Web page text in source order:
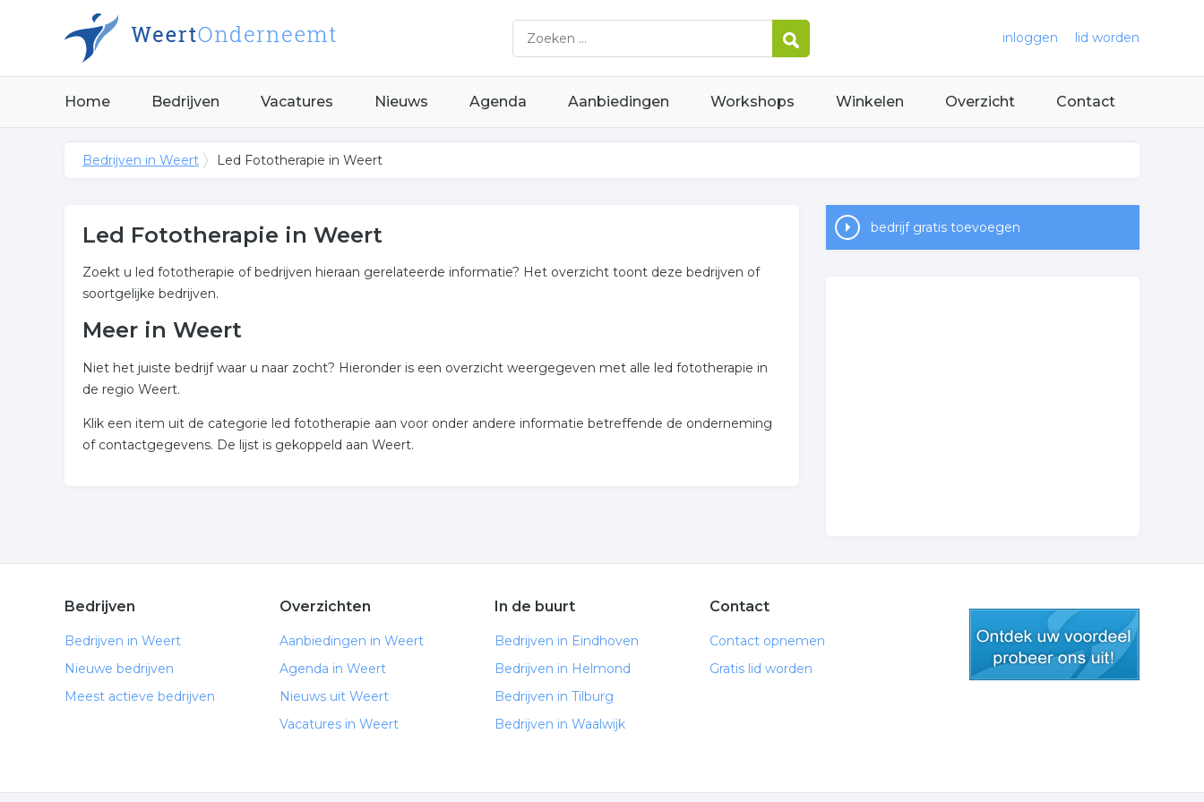
inloggen lid worden
Home Bedrijven Vacatures Nieuws Agenda Aanbiedingen Workshops Winkelen Overzicht Contact
Bedrijven in Weert Led Fototherapie in Weert
Led Fototherapie in Weert
Zoekt u led fototherapie of bedrijven hieraan gerelateerde informatie? Het overzicht toont deze bedrijven of
soortgelijke bedrijven.
Meer in Weert
Niet het juiste bedrijf waar u naar zocht? Hieronder is een overzicht weergegeven met alle led fototherapie in
de regio Weert.
Klik een item uit de categorie led fototherapie aan voor onder andere informatie betreffende de onderneming
of contactgegevens. De lijst is gekoppeld aan Weert.
bedrijf gratis toevoegen
Bedrijven
Bedrijven in Weert
Nieuwe bedrijven
Meest actieve bedrijven
Overzichten
Aanbiedingen in Weert
Agenda in Weert
Nieuws uit Weert
Vacatures in Weert
In de buurt
Bedrijven in Eindhoven
Bedrijven in Helmond
Bedrijven in Tilburg
Bedrijven in Waalwijk
Contact
Contact opnemen
Gratis lid worden